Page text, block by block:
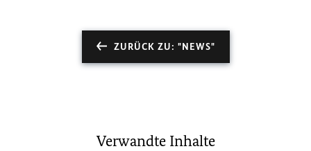
ZURÜCK ZU: "NEWS"
Verwandte Inhalte